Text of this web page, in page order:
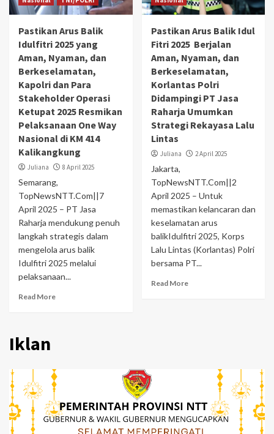
Pastikan Arus Balik
Idulfitri 2025 yang
Aman, Nyaman, dan
Berkeselamatan,
Kapolri dan Para
Stakeholder Operasi
Ketupat 2025 Resmikan
Pelaksanaan One Way
Nasional di KM 414
Kalikangkung
Juliana 8 April 2025
Semarang,
TopNewsNTT.Com||7
April 2025 – PT Jasa
Raharja mendukung penuh
langkah strategis dalam
mengelola arus balik
Idulfitri 2025 melalui
pelaksanaan...
Read More
Pastikan Arus Balik Idul
Fitri 2025 Berjalan
Aman, Nyaman, dan
Berkeselamatan,
Korlantas Polri
Didampingi PT Jasa
Raharja Umumkan
Strategi Rekayasa Lalu
Lintas
Juliana 2 April 2025
Jakarta,
TopNewsNTT.Com||2
April 2025 – Untuk
memastikan kelancaran dan
keselamatan arus
balikIdulfitri 2025, Korps
Lalu Lintas (Korlantas) Polri
bersama PT...
Read More
Iklan